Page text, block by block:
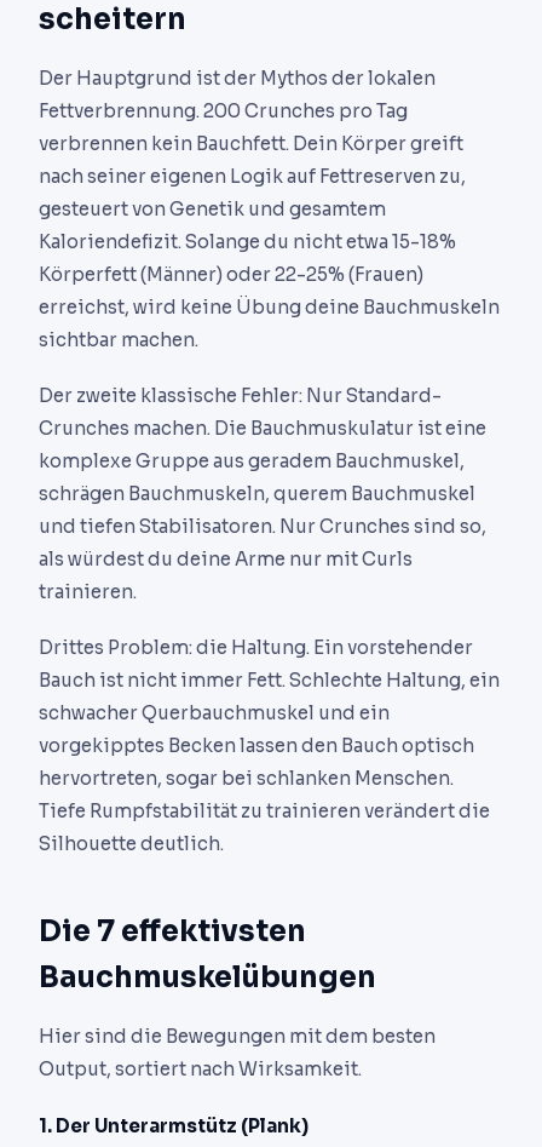
scheitern
Der Hauptgrund ist der Mythos der lokalen
Fettverbrennung. 200 Crunches pro Tag
verbrennen kein Bauchfett. Dein Körper greift
nach seiner eigenen Logik auf Fettreserven zu,
gesteuert von Genetik und gesamtem
Kaloriendefizit. Solange du nicht etwa 15-18%
Körperfett (Männer) oder 22-25% (Frauen)
erreichst, wird keine Übung deine Bauchmuskeln
sichtbar machen.
Der zweite klassische Fehler: Nur Standard-
Crunches machen. Die Bauchmuskulatur ist eine
komplexe Gruppe aus geradem Bauchmuskel,
schrägen Bauchmuskeln, querem Bauchmuskel
und tiefen Stabilisatoren. Nur Crunches sind so,
als würdest du deine Arme nur mit Curls
trainieren.
Drittes Problem: die Haltung. Ein vorstehender
Bauch ist nicht immer Fett. Schlechte Haltung, ein
schwacher Querbauchmuskel und ein
vorgekipptes Becken lassen den Bauch optisch
hervortreten, sogar bei schlanken Menschen.
Tiefe Rumpfstabilität zu trainieren verändert die
Silhouette deutlich.
Die 7 effektivsten
Bauchmuskelübungen
Hier sind die Bewegungen mit dem besten
Output, sortiert nach Wirksamkeit.
1. Der Unterarmstütz (Plank)